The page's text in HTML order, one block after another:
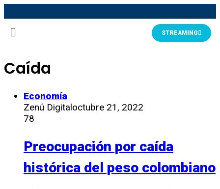
STREAMING
Caída
Economía
Zenú Digitaloctubre 21, 2022
78
Preocupación por caída
histórica del peso colombiano